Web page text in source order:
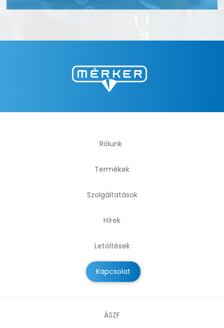
Rólunk
Termékek
Szolgáltatások
Hírek
Letöltések
Kapcsolat
ÁSZF